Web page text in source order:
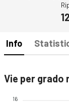
Info
Vie per grado
16